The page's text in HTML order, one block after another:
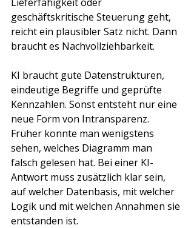
geschäftskritische Steuerung geht,
reicht ein plausibler Satz nicht. Dann
braucht es Nachvollziehbarkeit.
KI braucht gute Datenstrukturen,
eindeutige Begriffe und geprüfte
Kennzahlen. Sonst entsteht nur eine
neue Form von Intransparenz.
Früher konnte man wenigstens
sehen, welches Diagramm man
falsch gelesen hat. Bei einer KI-
Antwort muss zusätzlich klar sein,
auf welcher Datenbasis, mit welcher
Logik und mit welchen Annahmen sie
entstanden ist.